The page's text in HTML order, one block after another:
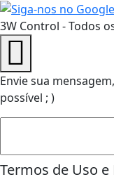
3W Control - Todos
Envie sua
possível ; )
Termos de Uso